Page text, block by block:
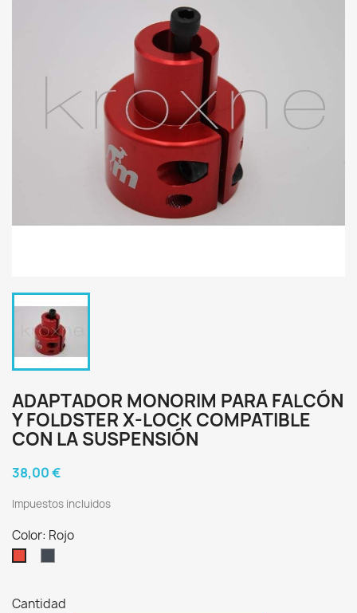
ADAPTADOR MONORIM PARA FALCÓN
Y FOLDSTER X-LOCK COMPATIBLE
CON LA SUSPENSIÓN
38,00 €
Impuestos incluidos
Color: Rojo
Cantidad